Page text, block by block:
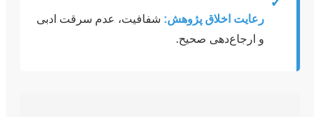
رعایت اخلاق پژوهش: شفافیت، عدم سرقت ادبی
و ارجاع‌دهی صحیح.